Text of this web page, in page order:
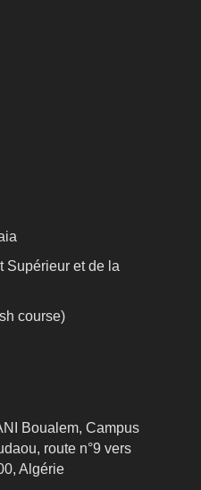
Supérieur et de la
course)
Boualem, Campus
route n°9 vers
Algérie